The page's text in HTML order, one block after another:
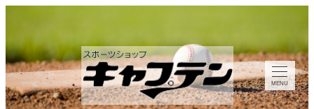
ン
コ
ン
MENU